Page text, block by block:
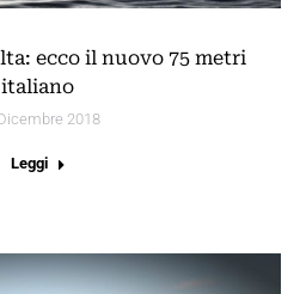
ecco il nuovo 75 metri
italiano
2018
Leggi